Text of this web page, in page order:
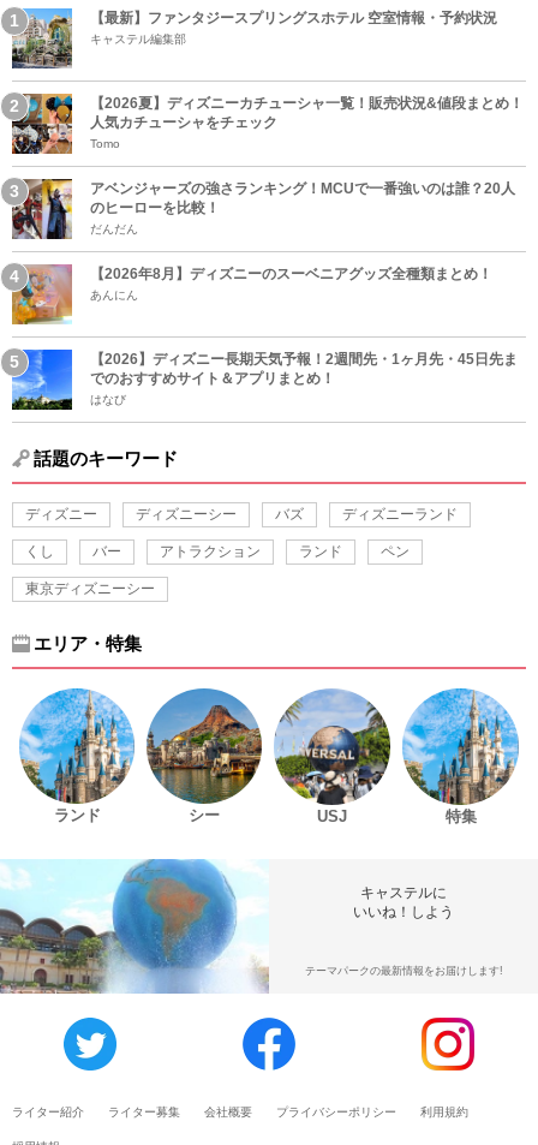
【最新】ファンタジースプリングスホテル 空室情報・予約状況
キャステル編集部
【2026夏】ディズニーカチューシャ一覧！販売状況&値段まとめ！
人気カチューシャをチェック
Tomo
アベンジャーズの強さランキング！MCUで一番強いのは誰？20人
のヒーローを比較！
だんだん
【2026年8月】ディズニーのスーベニアグッズ全種類まとめ！
あんにん
【2026】ディズニー長期天気予報！2週間先・1ヶ月先・45日先ま
でのおすすめサイト＆アプリまとめ！
はなび
話題のキーワード
ディズニー ディズニーシー バズ ディズニーランド
くし バー アトラクション ランド ペン
東京ディズニーシー
エリア・特集
ランド シー USJ 特集
キャステルに
いいね！しよう
テーマパークの最新情報をお届けします!
ライター紹介 ライター募集 会社概要 プライバシーポリシー 利用規約